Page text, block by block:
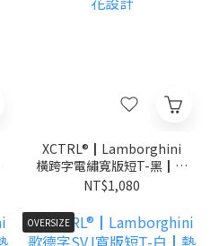
XCTRL®┃Lamborghini
橫跨字電繡寬版短T-黑┃繡
花設計
NT$1,080
OVERSIZE